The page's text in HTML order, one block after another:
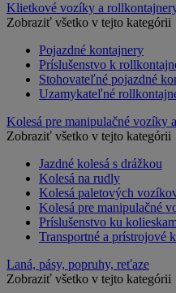
Klietkové vozíky a
Zobraziť všetko v tejto kategórii
Pojazdné kontajnery
Príslušenstvo k
Stohovateľné pojazdné
Uzamykateľné
Kolesá pre manipulačné vozíky
Zobraziť všetko v tejto kategórii
Jazdné kolesá s drážkou
Kolesá na rudly
Kolesá paletových
Kolesá pre manipulačné
Príslušenstvo ku
Transportné a prístrojové
Laná, pásy, popruhy, reťaze
Zobraziť všetko v tejto kategórii